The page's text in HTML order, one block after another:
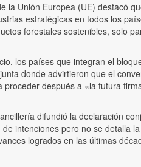
la Unión Europea (UE) destacó
estratégicas en todos los
forestales sostenibles, solo
los países que integran el
donde advirtieron que el
proceder después a «la futura
difundió la declaración
de intenciones pero no se detalla
logrados en las últimas